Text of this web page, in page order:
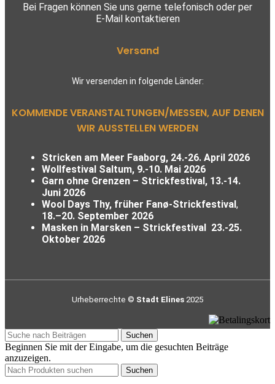
Bei Fragen können Sie uns gerne telefonisch oder per
E-Mail kontaktieren
Versand
Wir versenden in folgende Länder:
KOMMENDE VERANSTALTUNGEN/MESSEN, AUF DENEN
WIR AUSSTELLEN WERDEN
Stricken am Meer Faaborg, 24.-26. April 2026
Wollfestival Saltum, 9.-10. Mai 2026
Garn ohne Grenzen – Strickfestival, 13.-14.
Juni 2026
Wool Days Thy, früher Fanø-Strickfestival ,
18.–20. September 2026
Masken in Marsken – Strickfestival
23.-25.
Oktober 2026
Urheberrechte © Stadt Elines 2025
Suchen
Beginnen Sie mit der Eingabe, um die gesuchten Beiträge
anzuzeigen.
Suchen